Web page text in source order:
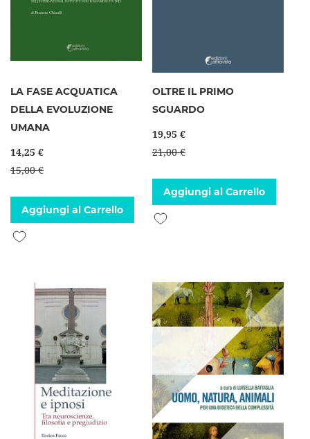
LA FASE ACQUATICA
DELLA EVOLUZIONE
UMANA
14,25 €
15,00 €
Aggiungi al Carrello
Aggiungi alla lista desideri
OLTRE IL PRIMO
SGUARDO
19,95 €
21,00 €
Aggiungi al Carrello
Aggiungi alla lista desideri